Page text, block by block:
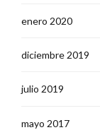
enero 2020
diciembre 2019
julio 2019
mayo 2017